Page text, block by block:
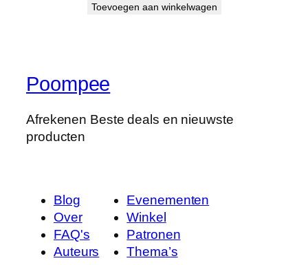
Toevoegen aan winkelwagen
Poompee
Afrekenen Beste deals en nieuwste
producten
Blog
Over
FAQ's
Auteurs
Evenementen
Winkel
Patronen
Thema’s